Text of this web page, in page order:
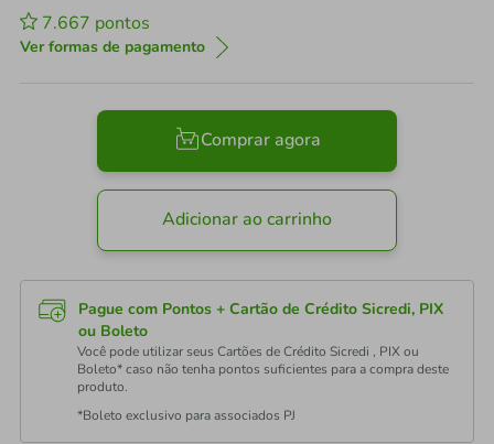
7.667 pontos
Ver formas de pagamento
Comprar agora
Adicionar ao carrinho
Pague com Pontos + Cartão de Crédito Sicredi, PIX
ou Boleto
Você pode utilizar seus Cartões de Crédito Sicredi , PIX ou
Boleto* caso não tenha pontos suficientes para a compra deste
produto.
*Boleto exclusivo para associados PJ